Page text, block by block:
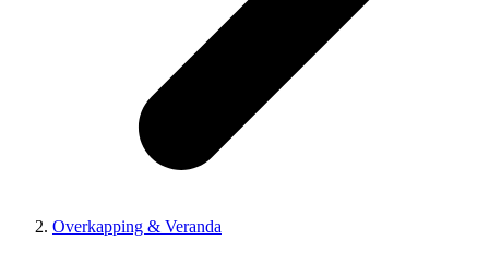
Overkapping & Veranda